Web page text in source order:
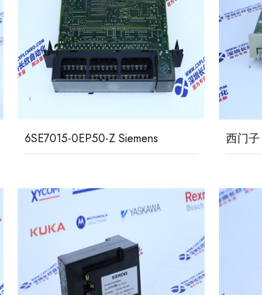
6SE7015-0EP50-Z Siemens